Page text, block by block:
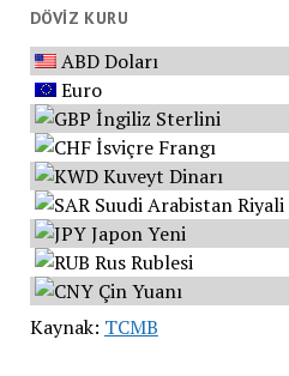
DÖVIZ KURU
ABD Doları
Euro
İngiliz Sterlini
İsviçre Frangı
Kuveyt Dinarı
Suudi Arabistan Riyali
Japon Yeni
Rus Rublesi
Çin Yuanı
Kaynak: TCMB